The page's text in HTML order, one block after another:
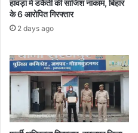
हावड़ा में डकैती की साजिश नाकाम, बिहार
के 6 आरोपित गिरफ्तार
2 days ago